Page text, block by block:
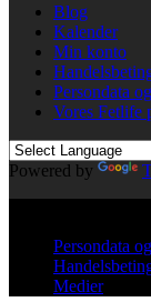
Blog
Kalender
Min konto
Persondata
Vores Fetlife
Powered by
Persondata
Medier